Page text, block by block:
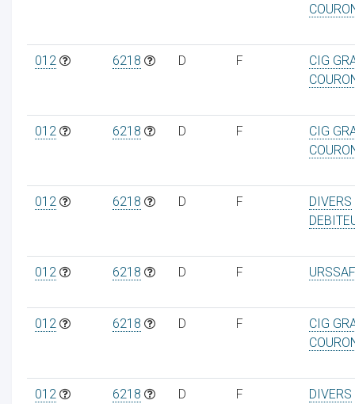
012 6218 D F
CIG
012 6218 D F
CIG
012 6218 D F
DIVERS
012 6218 D F
012 6218 D F
CIG
012 6218 D F
DIVERS